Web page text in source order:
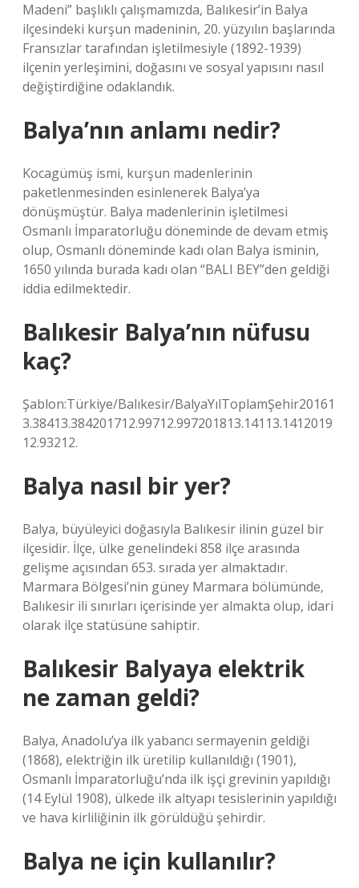
Madeni” başlıklı çalışmamızda, Balıkesir’in Balya
ilçesindeki kurşun madeninin, 20. yüzyılın başlarında
Fransızlar tarafından işletilmesiyle (1892-1939)
ilçenin yerleşimini, doğasını ve sosyal yapısını nasıl
değiştirdiğine odaklandık.
Balya’nın anlamı nedir?
Kocagümüş ismi, kurşun madenlerinin
paketlenmesinden esinlenerek Balya’ya
dönüşmüştür. Balya madenlerinin işletilmesi
Osmanlı İmparatorluğu döneminde de devam etmiş
olup, Osmanlı döneminde kadı olan Balya isminin,
1650 yılında burada kadı olan “BALI BEY”den geldiği
iddia edilmektedir.
Balıkesir Balya’nın nüfusu
kaç?
Şablon:Türkiye/Balıkesir/BalyaYılToplamŞehir20161
3.38413.384201712.99712.997201813.14113.1412019
12.93212.
Balya nasıl bir yer?
Balya, büyüleyici doğasıyla Balıkesir ilinin güzel bir
ilçesidir. İlçe, ülke genelindeki 858 ilçe arasında
gelişme açısından 653. sırada yer almaktadır.
Marmara Bölgesi’nin güney Marmara bölümünde,
Balıkesir ili sınırları içerisinde yer almakta olup, idari
olarak ilçe statüsüne sahiptir.
Balıkesir Balyaya elektrik
ne zaman geldi?
Balya, Anadolu’ya ilk yabancı sermayenin geldiği
(1868), elektriğin ilk üretilip kullanıldığı (1901),
Osmanlı İmparatorluğu’nda ilk işçi grevinin yapıldığı
(14 Eylül 1908), ülkede ilk altyapı tesislerinin yapıldığı
ve hava kirliliğinin ilk görüldüğü şehirdir.
Balya ne için kullanılır?